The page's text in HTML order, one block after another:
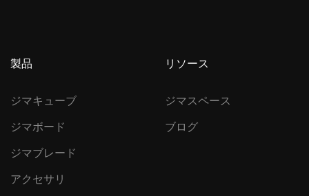
製品
ジマキューブ
ジマボード
ジマブレード
アクセサリ
リソース
ジマスペース
ブログ